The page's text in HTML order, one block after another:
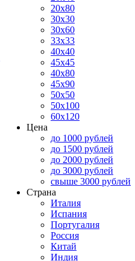
20x80
30x30
30x60
33x33
40x40
45x45
40x80
45x90
50x50
50x100
60x120
Цена
до 1000 рублей
до 1500 рублей
до 2000 рублей
до 3000 рублей
свыше 3000 рублей
Страна
Италия
Испания
Португалия
Россия
Китай
Индия